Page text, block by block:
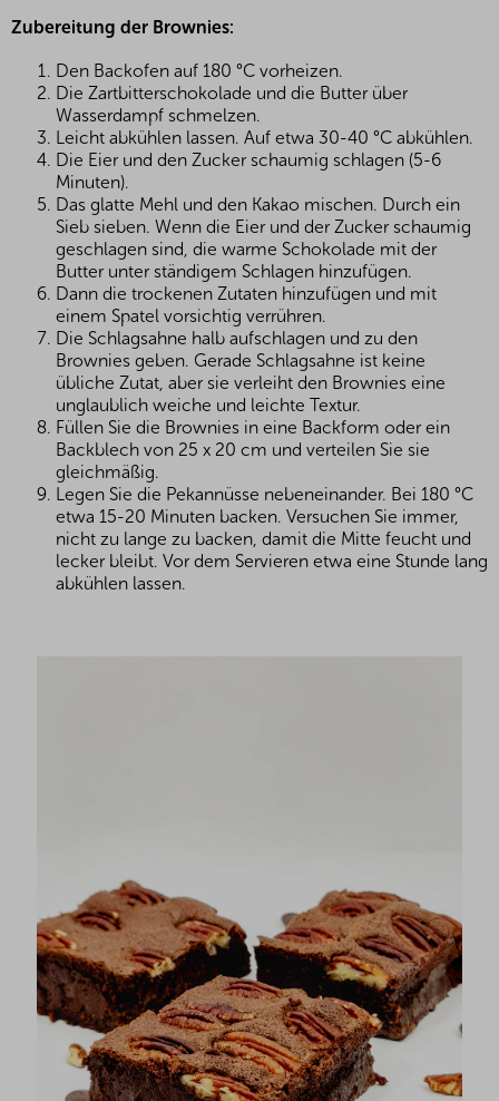
Zubereitung der Brownies:
Den Backofen auf 180 °C vorheizen.
Die Zartbitterschokolade und die Butter über
Wasserdampf schmelzen.
Leicht abkühlen lassen. Auf etwa 30-40 °C abkühlen.
Die Eier und den Zucker schaumig schlagen (5-6
Minuten).
Das glatte Mehl und den Kakao mischen. Durch ein
Sieb sieben. Wenn die Eier und der Zucker schaumig
geschlagen sind, die warme Schokolade mit der
Butter unter ständigem Schlagen hinzufügen.
Dann die trockenen Zutaten hinzufügen und mit
einem Spatel vorsichtig verrühren.
Die Schlagsahne halb aufschlagen und zu den
Brownies geben. Gerade Schlagsahne ist keine
übliche Zutat, aber sie verleiht den Brownies eine
unglaublich weiche und leichte Textur.
Füllen Sie die Brownies in eine Backform oder ein
Backblech von 25 x 20 cm und verteilen Sie sie
gleichmäßig.
Legen Sie die Pekannüsse nebeneinander. Bei 180 °C
etwa 15-20 Minuten backen. Versuchen Sie immer,
nicht zu lange zu backen, damit die Mitte feucht und
lecker bleibt. Vor dem Servieren etwa eine Stunde lang
abkühlen lassen.